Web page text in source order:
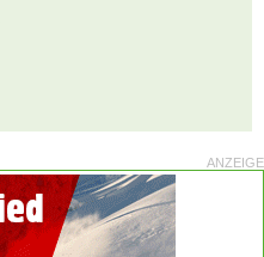
ANZEIGE